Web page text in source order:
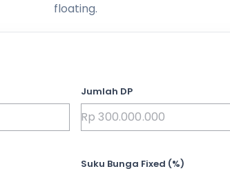
floating.
Jumlah DP
Suku Bunga Fixed (%)